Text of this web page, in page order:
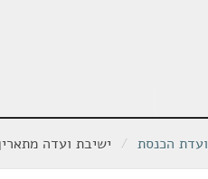
ועדת הכנסת / ישיבת ועדה מתאריך 01/01/